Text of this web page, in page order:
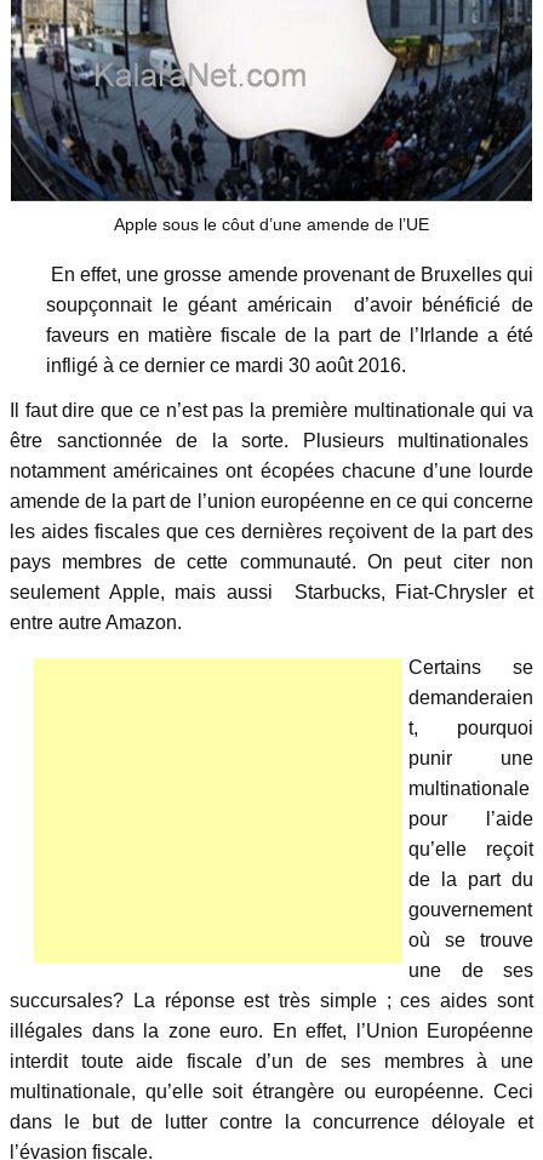
Apple sous le côut d’une amende de l’UE
En effet, une grosse amende provenant de Bruxelles qui
soupçonnait le géant américain d’avoir bénéficié de
faveurs en matière fiscale de la part de l’Irlande a été
infligé à ce dernier ce mardi 30 août 2016.
Il faut dire que ce n’est pas la première multinationale qui va
être sanctionnée de la sorte. Plusieurs multinationales
notamment américaines ont écopées chacune d’une lourde
amende de la part de l’union européenne en ce qui concerne
les aides fiscales que ces dernières reçoivent de la part des
pays membres de cette communauté. On peut citer non
seulement Apple, mais aussi Starbucks, Fiat-Chrysler et
entre autre Amazon.
Certains se
demanderaien
t, pourquoi
punir une
multinationale
pour l’aide
qu’elle reçoit
de la part du
gouvernement
où se trouve
une de ses
succursales? La réponse est très simple ; ces aides sont
illégales dans la zone euro. En effet, l’Union Européenne
interdit toute aide fiscale d’un de ses membres à une
multinationale, qu’elle soit étrangère ou européenne. Ceci
dans le but de lutter contre la concurrence déloyale et
l’évasion fiscale.